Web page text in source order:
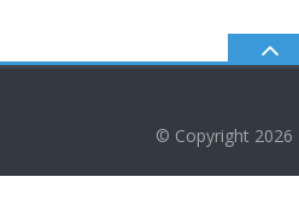
© Copyright 2026